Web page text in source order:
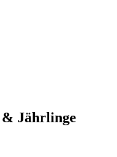
Jährlinge